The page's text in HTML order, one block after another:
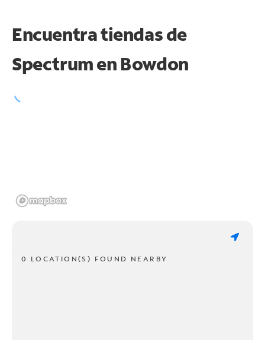
Encuentra tiendas de
Spectrum en Bowdon
0 LOCATION(S) FOUND NEARBY